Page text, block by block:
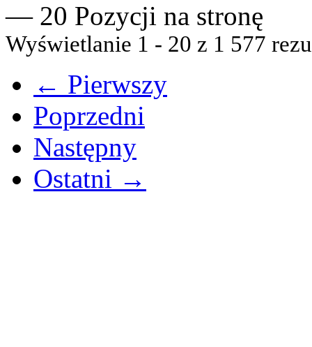
— 20 Pozycji na stronę
Wyświetlanie 1 - 20 z 1 577
← Pierwszy
Poprzedni
Następny
Ostatni →